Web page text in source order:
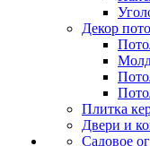
Декор
Плитка
Двери и
Садовое